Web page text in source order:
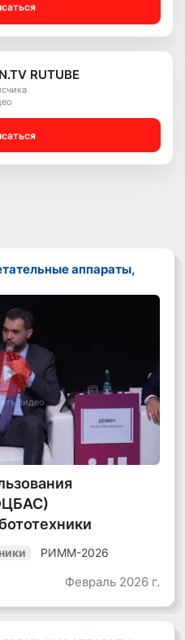
RUTUBE
видео
РИММ-2026
Февраль 2026 г.